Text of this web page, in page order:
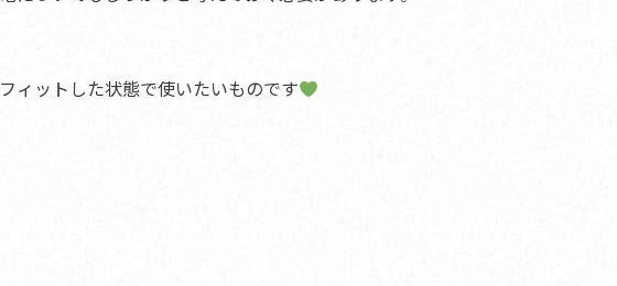
ィットした状態で使いたいものです